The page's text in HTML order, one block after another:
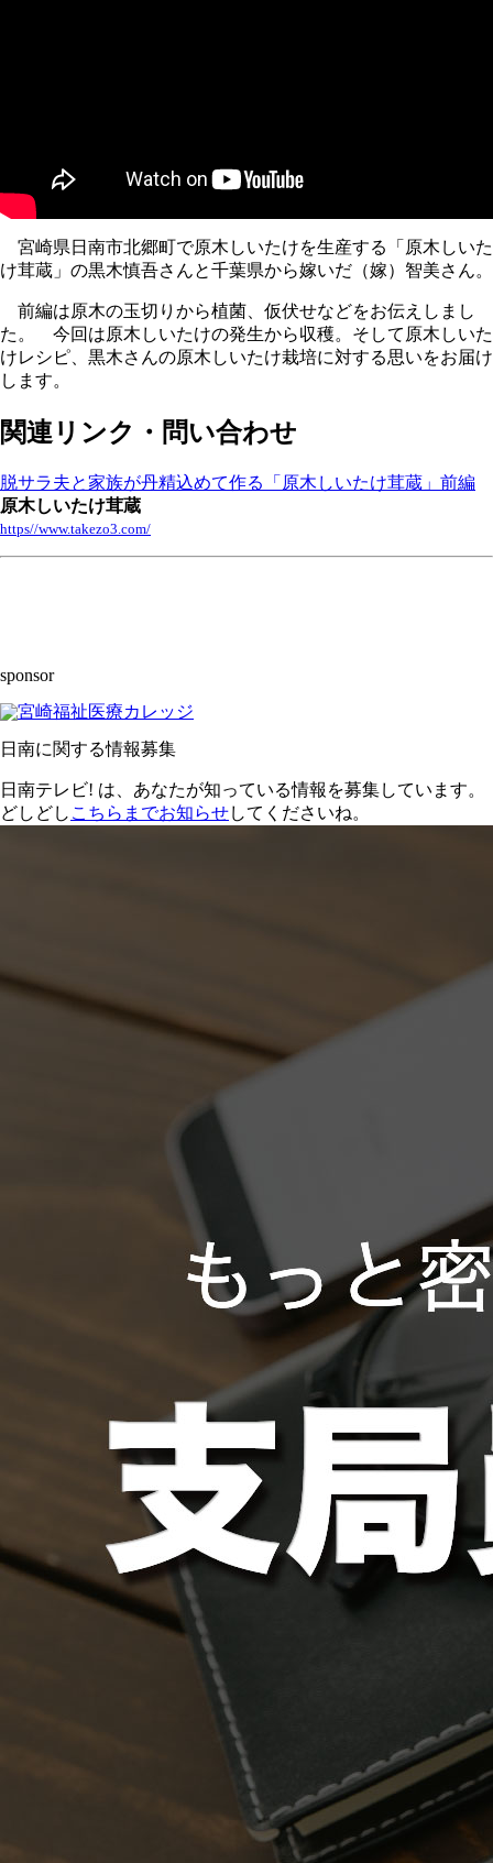
宮崎県日南市北郷町で原木しいたけを生産する「原木しいた
け茸蔵」の黒木慎吾さんと千葉県から嫁いだ（嫁）智美さん。
前編は原木の玉切りから植菌、仮伏せなどをお伝えしまし
た。 今回は原木しいたけの発生から収穫。そして原木しいた
けレシピ、黒木さんの原木しいたけ栽培に対する思いをお届け
します。
関連リンク・問い合わせ
脱サラ夫と家族が丹精込めて作る「原木しいたけ茸蔵」前編
原木しいたけ茸蔵
https//www.takezo3.com/
sponsor
日南に関する情報募集
日南テレビ! は、あなたが知っている情報を募集しています。
どしどし こちらまでお知らせしてくださいね。